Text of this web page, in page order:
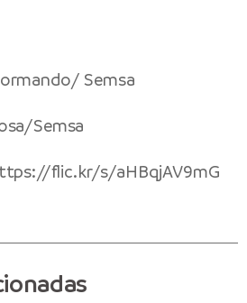
Semsa
Semsa
flic.kr/s/aHBqjAV9mG